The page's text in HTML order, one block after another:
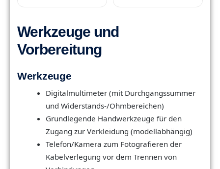
Werkzeuge und
Vorbereitung
Werkzeuge
Digitalmultimeter (mit Durchgangssummer
und Widerstands-/Ohmbereichen)
Grundlegende Handwerkzeuge für den
Zugang zur Verkleidung (modellabhängig)
Telefon/Kamera zum Fotografieren der
Kabelverlegung vor dem Trennen von